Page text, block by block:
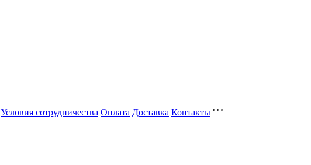
Условия сотрудничества Оплата Доставка Контакты